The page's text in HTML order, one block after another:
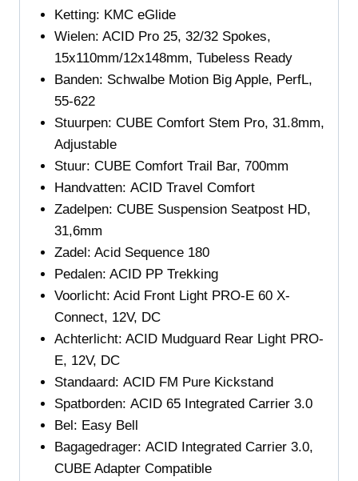
Ketting: KMC eGlide
Wielen: ACID Pro 25, 32/32 Spokes,
15x110mm/12x148mm, Tubeless Ready
Banden: Schwalbe Motion Big Apple, PerfL,
55-622
Stuurpen: CUBE Comfort Stem Pro, 31.8mm,
Adjustable
Stuur: CUBE Comfort Trail Bar, 700mm
Handvatten: ACID Travel Comfort
Zadelpen: CUBE Suspension Seatpost HD,
31,6mm
Zadel: AcidSequence 180
Pedalen: ACID PP Trekking
Voorlicht: Acid Front Light PRO-E 60 X-
Connect, 12V, DC
Achterlicht: ACID Mudguard Rear Light PRO-
E, 12V, DC
Standaard: ACID FM Pure Kickstand
Spatborden: ACID 65 Integrated Carrier 3.0
Bel: Easy Bell
Bagagedrager: ACID Integrated Carrier 3.0,
CUBE Adapter Compatible